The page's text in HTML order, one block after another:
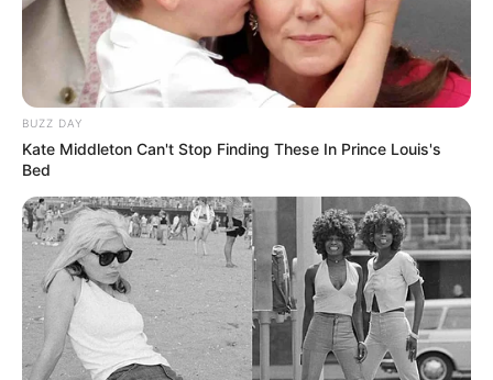
BUZZ DAY
Kate Middleton Can't Stop Finding These In Prince Louis's
Bed